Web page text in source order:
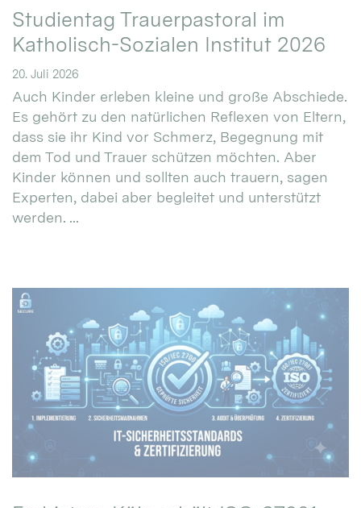
Studientag Trauerpastoral im
Katholisch-Sozialen Institut 2026
20. Juli 2026
Auch Kinder erleben kleine und große Abschiede.
Es gehört zu den natürlichen Reflexen von Eltern,
dass sie ihr Kind vor Schmerz, Begegnung mit
dem Tod und Trauer schützen möchten. Aber
Kinder können und sollten auch trauern, sagen
Experten, dabei aber begleitet und unterstützt
werden. ...